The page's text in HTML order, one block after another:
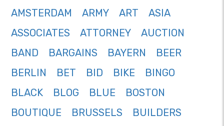
AMSTERDAM
ARMY ART
ASIA
ASSOCIATES
ATTORNEY
AUCTION
BAND
BARGAINS BAYERN
BEER
BERLIN
BET BID BIKE
BINGO
BLACK
BLOG BLUE
BOSTON
BOUTIQUE
BRUSSELS
BUILDERS